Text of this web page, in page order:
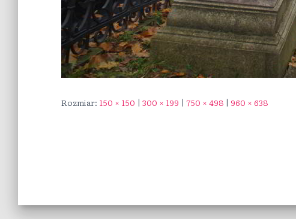
Rozmiar: 150 × 150 | 300 × 199 | 750 × 498 | 960 × 638